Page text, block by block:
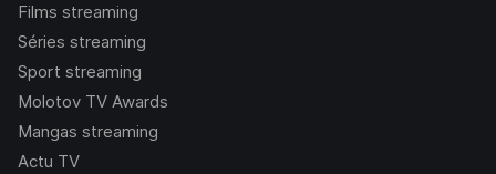
Films streaming
Séries streaming
Sport streaming
Molotov TV Awards
Mangas streaming
Actu TV